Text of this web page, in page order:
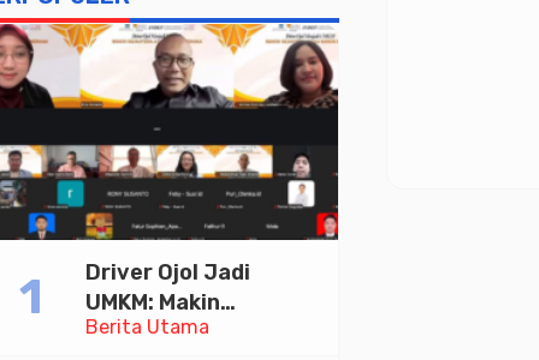
Berita Utama
Driver Ojol Jadi
UMKM: Makin
Sejahtera atau